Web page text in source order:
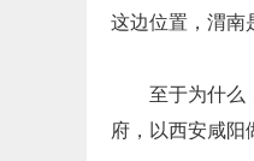
这边位置，渭南
至于为什么
府，以西安咸阳